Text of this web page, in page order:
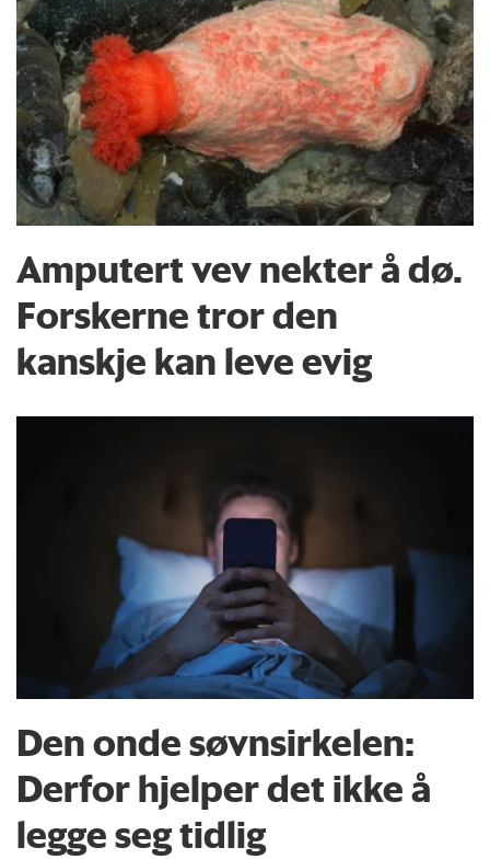
Amputert vev nekter å dø.
Forskerne tror den
kanskje kan leve evig
Den onde søvnsirkelen:
Derfor hjelper det ikke å
legge seg tidlig